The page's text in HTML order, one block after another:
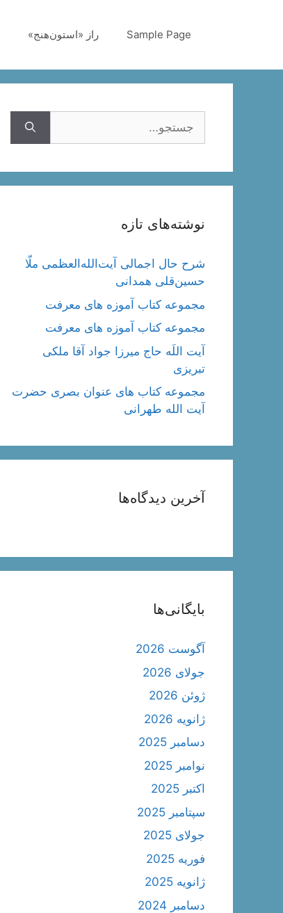
Sample Page راز «استون‌هنج»
نوشته‌های تازه
شرح حال اجمالی آیت‌الله‌العظمی ملّا
حسین‌قلی همدانی
مجموعه کتاب آموزه های معرفت
مجموعه کتاب آموزه های معرفت
آیت اللَه حاج میرزا جواد آقا ملکی
تبریزی
مجموعه کتاب های عنوان بصری حضرت
آیت الله طهرانی
آخرین دیدگاه‌ها
بایگانی‌ها
آگوست 2026
جولای 2026
ژوئن 2026
ژانویه 2026
دسامبر 2025
نوامبر 2025
اکتبر 2025
سپتامبر 2025
جولای 2025
فوریه 2025
ژانویه 2025
دسامبر 2024